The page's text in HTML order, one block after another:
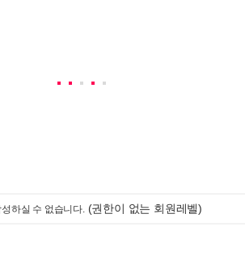
하실 수 없습니다. (권한이 없는 회원레벨)